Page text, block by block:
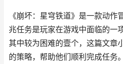
《崩坏：星穹铁道》是一款动作
兆任务是玩家在游戏中面临的一
其中较为困难的壹个，这篇文章
的策略，帮助他们顺利完成任务。